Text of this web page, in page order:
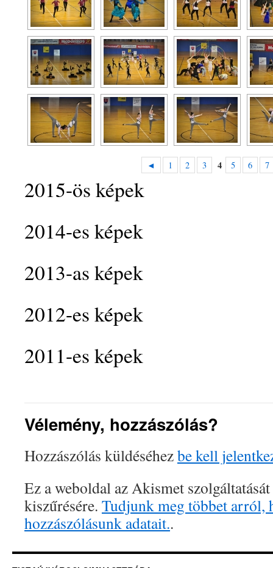
◄ 1 2 3 4 5 6 7
2015-ös képek
2014-es képek
2013-as képek
2012-es képek
2011-es képek
Vélemény, hozzászólás?
Hozzászólás küldéséhezbe kell
Ez a weboldal az Akismet
kiszűrésére. Tudjunk meg többet arról,
hozzászólásunk adatait..